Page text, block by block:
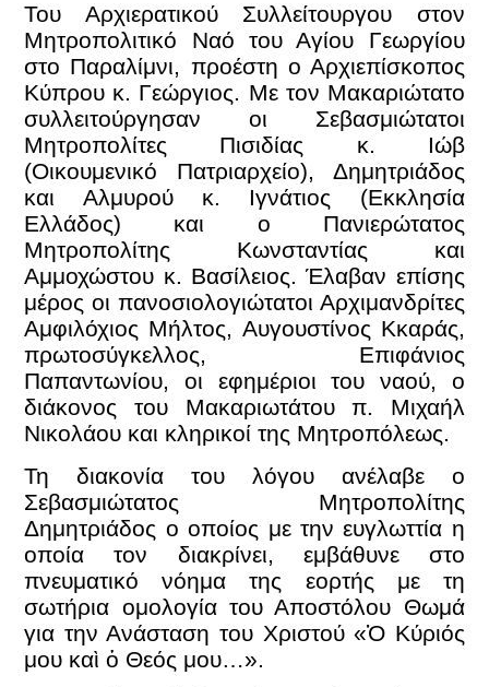
Του Αρχιερατικού Συλλείτουργου στον
Μητροπολιτικό Ναό του Αγίου Γεωργίου
στο Παραλίμνι, προέστη ο Αρχιεπίσκοπος
Κύπρου κ. Γεώργιος. Με τον Μακαριώτατο
συλλειτούργησαν οι Σεβασμιώτατοι
Μητροπολίτες Πισιδίας κ. Ιώβ
(Οικουμενικό Πατριαρχείο), Δημητριάδος
και Αλμυρού κ. Ιγνάτιος (Εκκλησία
Ελλάδος) και ο Πανιερώτατος
Μητροπολίτης Κωνσταντίας και
Αμμοχώστου κ. Βασίλειος. Έλαβαν επίσης
μέρος οι πανοσιολογιώτατοι Αρχιμανδρίτες
Αμφιλόχιος Μήλτος, Αυγουστίνος Κκαράς,
πρωτοσύγκελλος, Επιφάνιος
Παπαντωνίου, οι εφημέριοι του ναού, ο
διάκονος του Μακαριωτάτου π. Μιχαήλ
Νικολάου και κληρικοί της Μητροπόλεως.
Τη διακονία του λόγου ανέλαβε ο
Σεβασμιώτατος Μητροπολίτης
Δημητριάδος ο οποίος με την ευγλωττία η
οποία τον διακρίνει, εμβάθυνε στο
πνευματικό νόημα της εορτής με τη
σωτήρια ομολογία του Αποστόλου Θωμά
για την Ανάσταση του Χριστού «Ὁ Κύριός
μου καὶ ὁ Θεός μου…».